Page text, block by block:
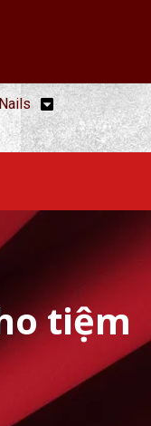
tiệm